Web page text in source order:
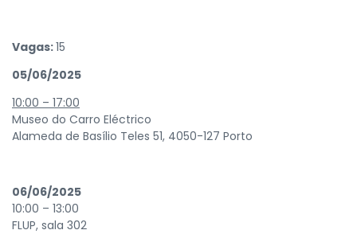
Vagas:15
05/06/2025
10:00 – 17:00
Museo do Carro Eléctrico
Alameda de Basílio Teles 51, 4050-127 Porto
06/06/2025
10:00 – 13:00
FLUP, sala 302